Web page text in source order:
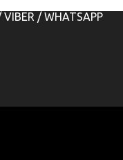
/ WHATSAPP